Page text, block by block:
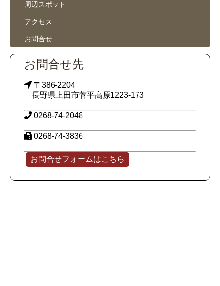
周辺スポット
アクセス
お問合せ
お問合せ先
〒386-2204
長野県上田市菅平高原1223-173
0268-74-2048
0268-74-3836
お問合せフォームはこちら